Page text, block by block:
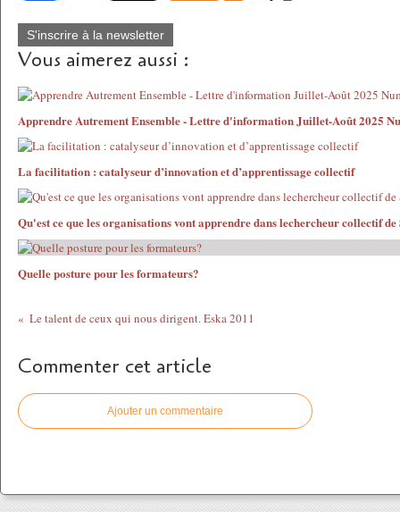
S'inscrire à la newsletter
Vous aimerez aussi :
Apprendre Autrement Ensemble - Lettre d'information Juillet-Août 2025
La facilitation : catalyseur d’innovation et d’apprentissage collectif
Qu'est ce que les organisations vont apprendre dans lechercheur collectif
Quelle posture pour les formateurs?
Le talent de ceux qui nous dirigent. Eska 2011
Commenter cet article
Ajouter un commentaire